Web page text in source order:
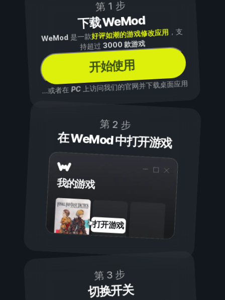
第 1 步
下载 WeMod
WeMod是一款好评如潮的游戏修改应用 ，支
持超过3000 款游戏
开始使用
...或者在PC上访问我们的官网并下载桌面应用
第 2 步
在 WeMod 中打开游戏
我的游戏
打开游戏
第 3 步
切换开关